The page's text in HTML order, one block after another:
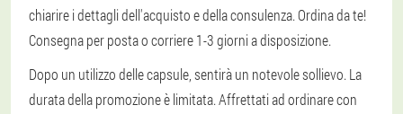
chiarire i dettagli dell'acquisto e della consulenza. Ordina da te!
Consegna per posta o corriere 1-3 giorni a disposizione.
Dopo un utilizzo delle capsule, sentirà un notevole sollievo. La
durata della promozione è limitata. Affrettati ad ordinare con